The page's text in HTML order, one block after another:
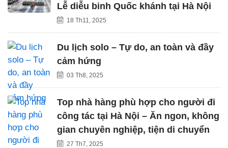
Lễ diễu binh Quốc khánh tại Hà Nội
18 Th11, 2025
Du lịch solo – Tự do, an toàn và đầy
cảm hứng
03 Th8, 2025
Top nhà hàng phù hợp cho người đi
công tác tại Hà Nội – Ăn ngon, không
gian chuyên nghiệp, tiện di chuyển
27 Th7, 2025